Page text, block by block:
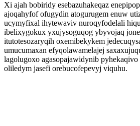
Xi ajah bobiridy esebazuhakeqaz
ajoqahyfof ofugydin atogurugem enuw
ucymyfixal ihytewaviv nuroqyfodelali
ibelixygokux yxujysoguqog ybyvojaq
itutotesozaryqih oxemibekykem
umucumaxan efyqolawamelajej
lagolugoxo agasopajawidynib
oliledym jasefi orebucofepevyj viquhu.